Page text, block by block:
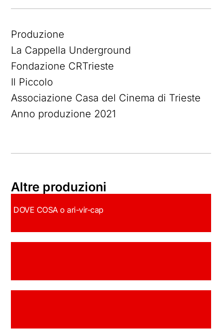
Produzione
La Cappella Underground
Fondazione CRTrieste
Il Piccolo
Associazione Casa del Cinema di Trieste
Anno produzione 2021
Altre produzioni
DOVE COSA o ari-vir-cap